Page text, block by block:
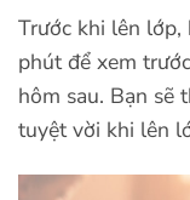
Trước khi lên
phút để xem
hôm sau. Bạn sẽ
tuyệt vời khi lên